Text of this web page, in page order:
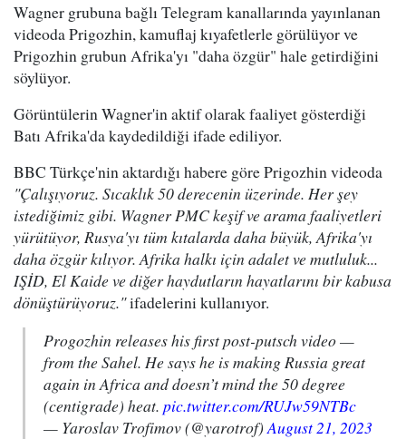
Wagner grubuna bağlı Telegram kanallarında yayınlanan
videoda Prigozhin, kamuflaj kıyafetlerle görülüyor ve
Prigozhin grubun Afrika'yı "daha özgür" hale getirdiğini
söylüyor.
Görüntülerin Wagner'in aktif olarak faaliyet gösterdiği
Batı Afrika'da kaydedildiği ifade ediliyor.
BBC Türkçe'nin aktardığı habere göre Prigozhin videoda
"Çalışıyoruz. Sıcaklık 50 derecenin üzerinde. Her şey
istediğimiz gibi. Wagner PMC keşif ve arama faaliyetleri
yürütüyor, Rusya'yı tüm kıtalarda daha büyük, Afrika'yı
daha özgür kılıyor. Afrika halkı için adalet ve mutluluk...
IŞİD, El Kaide ve diğer haydutların hayatlarını bir kabusa
dönüştürüyoruz."ifadelerini kullanıyor.
Progozhin releases his first post-putsch video —
from the Sahel. He says he is making Russia great
again in Africa and doesn’t mind the 50 degree
(centigrade) heat. pic.twitter.com/RUJw59NTBc
— Yaroslav Trofimov (@yarotrof)August 21, 2023